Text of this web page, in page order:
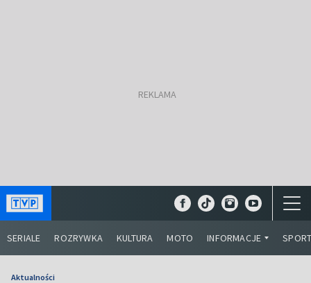
SERIALE ROZRYWKA KULTURA MOTO INFORMACJE
Aktualności